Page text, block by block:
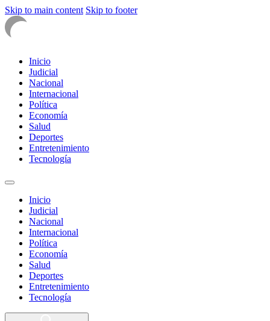
Skip to main content Skip to footer
Inicio
Judicial
Nacional
Internacional
Política
Economía
Salud
Deportes
Entretenimiento
Tecnología
Inicio
Judicial
Nacional
Internacional
Política
Economía
Salud
Deportes
Entretenimiento
Tecnología